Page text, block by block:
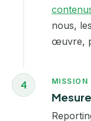
nous,
œuvre,
4 MISSION